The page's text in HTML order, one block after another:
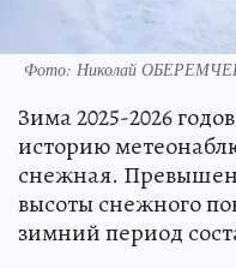
Фото: Николай
Зима 2025-2026
историю
снежная.
высоты снежного
зимний период